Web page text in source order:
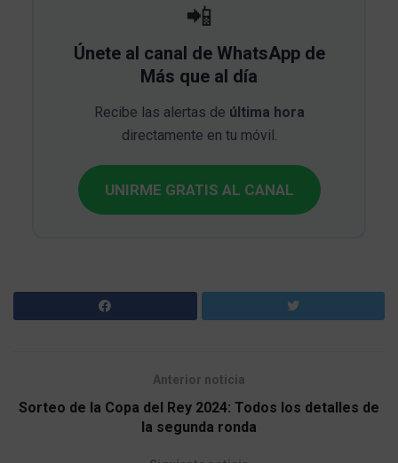
📲
Únete al canal de WhatsApp de
Más que al día
Recibe las alertas de última hora
directamente en tu móvil.
UNIRME GRATIS AL CANAL
Anterior noticia
Sorteo de la Copa del Rey 2024: Todos los detalles de
la segunda ronda